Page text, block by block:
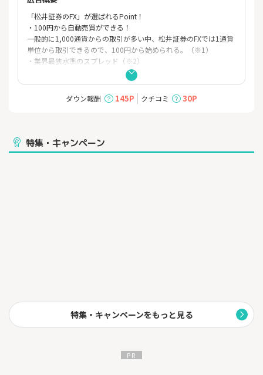
「松井証券のFX」が選ばれるPoint！
・100円から自動売買ができる！
一般的に1,000通貨からの取引が多い中、松井証券のFXでは1通貨
単位から取引できるので、100円から始められる。（※1）
・業界最狭水準のスプレッド（※2）
・各種手数料0円！コストを抑えた取引が可能。
取引手数料、自動売買利用料、口座開設手数料、ロスカット手
数料、口座維持手数料、出勤手数料、全て無料。
・スマホで簡単に取引出来る！
カレンダー形式で損益が確認できる「損益カレンダー」をはじ
め、資産状況や損益、マーケット情報などの知りたい情報をカス
ダウン報酬 145P クチコミ 30P
特集・キャンペーン
特集・キャンペーンをもっと見る